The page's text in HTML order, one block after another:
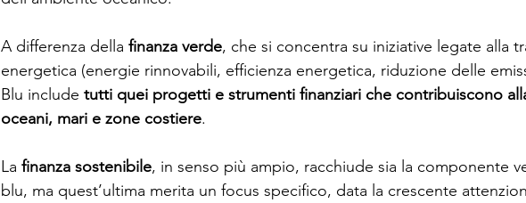
A differenza della finanza verde, che si concentra su iniziative legate alla
energetica (energie rinnovabili, efficienza energetica, riduzione delle
Blu include tutti quei progetti e strumenti finanziari che contribuiscono
oceani, mari e zone costiere.
La finanza sostenibile, in senso più ampio, racchiude sia la componente
blu, ma quest’ultima merita un focus specifico, data la crescente